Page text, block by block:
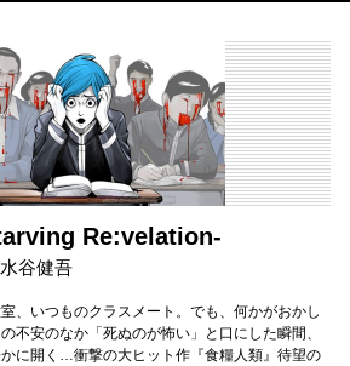
Re:velation-
水谷健吾
、いつものクラスメート。でも、何かがおかし
不安のなか「死ぬのが怖い」と口にした瞬間、
に開く…衝撃の大ヒット作『食糧人類』待望の